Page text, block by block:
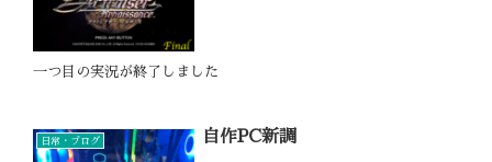
一つ目の実況が終了しました
日常・ブログ 自作PC新調